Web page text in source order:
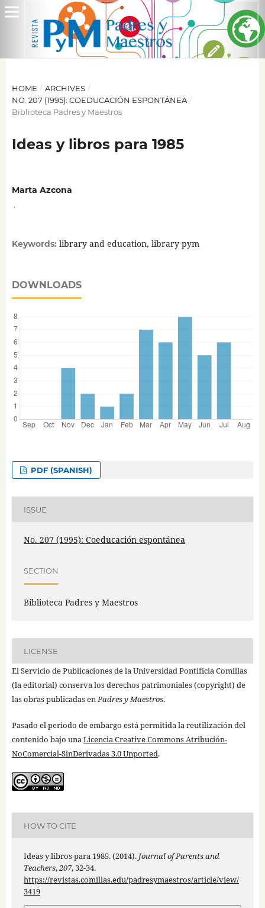
HOME / ARCHIVES /
NO. 207 (1995): COEDUCACIÓN ESPONTÁNEA /
Biblioteca Padres y Maestros
Ideas y libros para 1985
Marta Azcona
Keywords: library and education, library pym
DOWNLOADS
PDF (SPANISH)
ISSUE
No. 207 (1995): Coeducación espontánea
SECTION
Biblioteca Padres y Maestros
LICENSE
El Servicio de Publicaciones de la Universidad Pontificia Comillas
(la editorial) conserva los derechos patrimoniales (copyright) de
las obras publicadas enPadres y Maestros.
Pasado el periodo de embargo está permitida la reutilización del
contenido bajo unaLicencia Creative Commons Atribución-
NoComercial-SinDerivadas 3.0 Unported.
HOW TO CITE
Ideas y libros para 1985. (2014). Journal of Parents and
Teachers,207, 32-34.
https://revistas.comillas.edu/padresymaestros/article/view/
3419